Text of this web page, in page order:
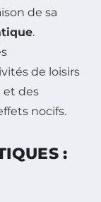
de sa
.
de loisirs
et des
nocifs.
: